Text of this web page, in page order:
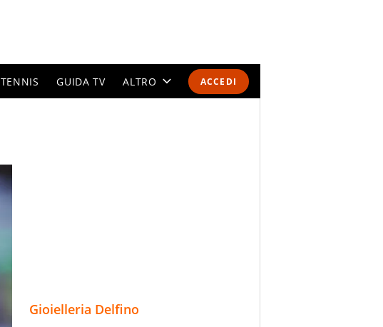
ACCEDI
TENNIS GUIDA TV ALTRO
Gioielleria Delfino